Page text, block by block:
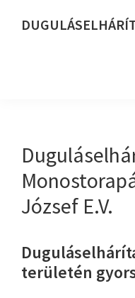
József E.V.
területén